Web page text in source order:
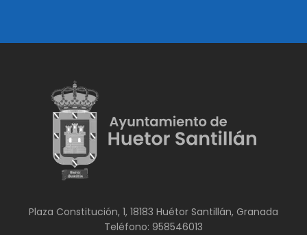
Plaza Constitución, 1, 18183 Huétor Santillán, Granada
Teléfono: 958546013